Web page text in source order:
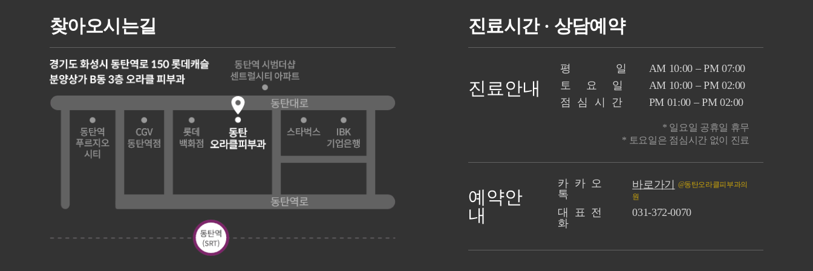
찾아오시는길 진료시간 · 상담예약
진료안내
평 일
AM 10:00 – PM 07:00
토 요 일
AM 10:00 – PM 02:00
점심시간
PM 01:00 – PM 02:00
* 일요일 공휴일 휴무
* 토요일은 점심시간 없이 진료
예약안
내
카 카 오
톡
바로가기 @동탄오라클피부과의
원
대 표 전
화
031-372-0070